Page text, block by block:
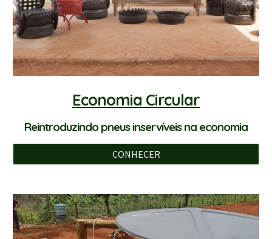
Economia Circular
Reintroduzindo pneus inservíveis na economia
CONHECER